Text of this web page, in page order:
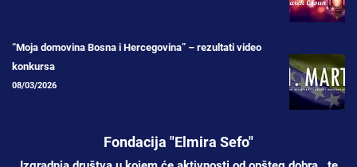
“Moja domovina Bosna i Hercegovina” – rezultati video
konkursa
08/03/2026
Fondacija "Elmira Sefo"